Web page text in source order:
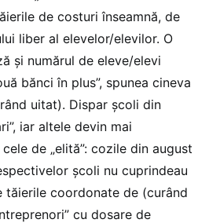
de costuri înseamnă, de
liber al elevelor/elevilor. O
și numărul de eleve/elevi
bănci în plus”, spunea cineva
uitat). Dispar școli din
iar altele devin mai
de „elită”: cozile din august
școli nu cuprindeau
tăierile coordonate de (curând
cu dosare de